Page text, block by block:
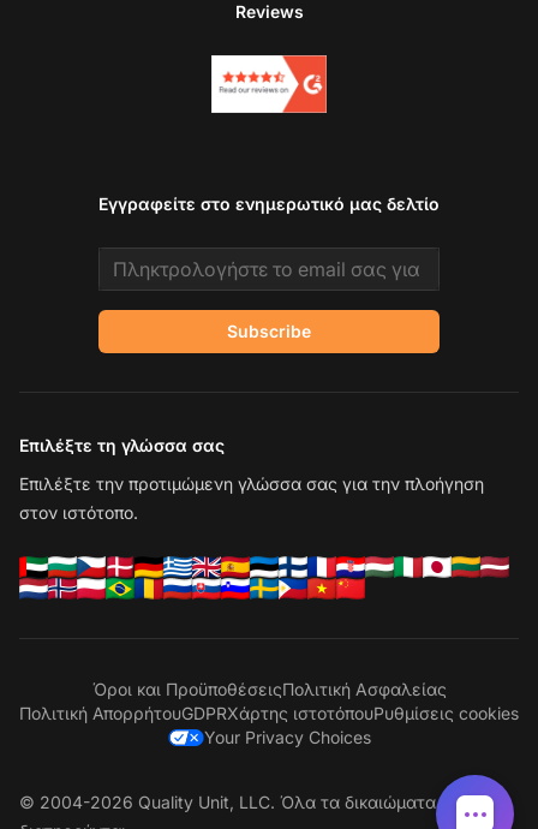
Reviews
Εγγραφείτε στο ενημερωτικό μας δελτίο
Email address
Subscribe
Επιλέξτε τη γλώσσα σας
Επιλέξτε την προτιμώμενη γλώσσα σας για την πλοήγηση
στον ιστότοπο.
Όροι και ΠροϋποθέσειςΠολιτική Ασφαλείας
Πολιτική ΑπορρήτουGDPRΧάρτης ιστοτόπουΡυθμίσεις cookies
Your Privacy Choices
© 2004-2026 Quality Unit, LLC. Όλα τα δικαιώματα